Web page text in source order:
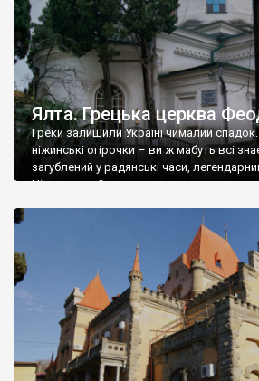
Ялта. Грецька церква
Греки залишили Україні чималий
ніжинські огірочки – ви ж мабуть всі
загублений у радянські часи,
Ніжин греки?